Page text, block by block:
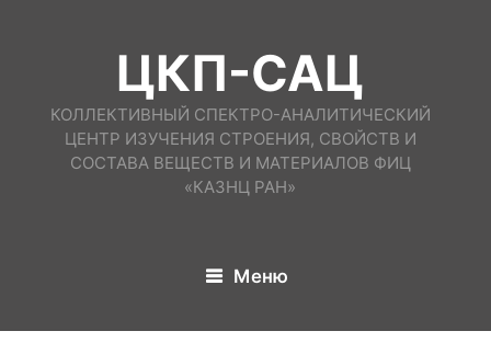
ЦКП-САЦ
КОЛЛЕКТИВНЫЙ СПЕКТРО-АНАЛИТИЧЕСКИЙ
ЦЕНТР ИЗУЧЕНИЯ СТРОЕНИЯ, СВОЙСТВ И
СОСТАВА ВЕЩЕСТВ И МАТЕРИАЛОВ ФИЦ
«КАЗНЦ РАН»
Меню